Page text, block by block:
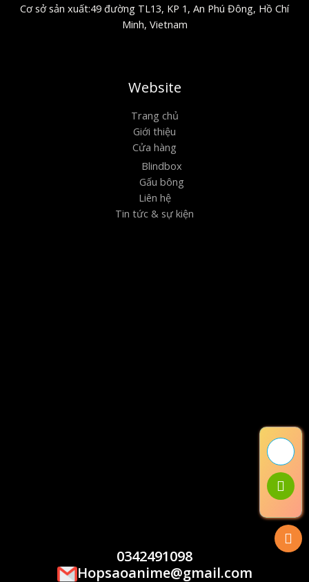
Cơ sở sản xuất:49 đường TL13, KP 1, An Phú Đông, Hồ Chí
Minh, Vietnam
Website
Trang chủ
Giới thiệu
Cửa hàng
Blindbox
Gấu bông
Liên hệ
Tin tức & sự kiện
0342491098
Hopsaoanime@gmail.com